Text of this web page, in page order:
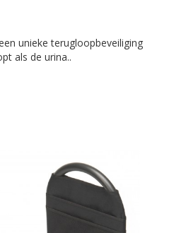
unieke terugloopbeveiliging
als de urina..